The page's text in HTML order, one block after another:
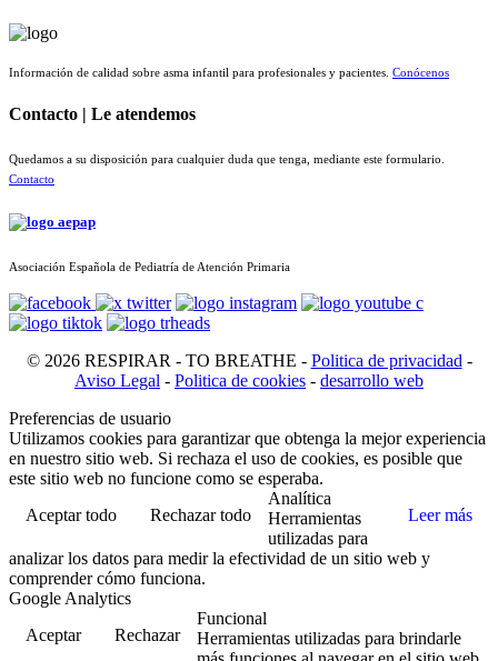
Información de calidad sobre asma infantil para profesionales y pacientes. Conócenos
Contacto | Le atendemos
Quedamos a su disposición para cualquier duda que tenga, mediante este formulario.
Contacto
Asociación Española de Pediatría de Atención Primaria
© 2026 RESPIRAR - TO BREATHE - Politica de privacidad -
Aviso Legal - Politica de cookies - desarrollo web
Preferencias de usuario
Utilizamos cookies para garantizar que obtenga la mejor experiencia
en nuestro sitio web. Si rechaza el uso de cookies, es posible que
este sitio web no funcione como se esperaba.
Aceptar todo
Rechazar todo Leer más
Analítica
Herramientas
utilizadas para
analizar los datos para medir la efectividad de un sitio web y
comprender cómo funciona.
Google Analytics
Aceptar
Rechazar
Funcional
Herramientas utilizadas para brindarle